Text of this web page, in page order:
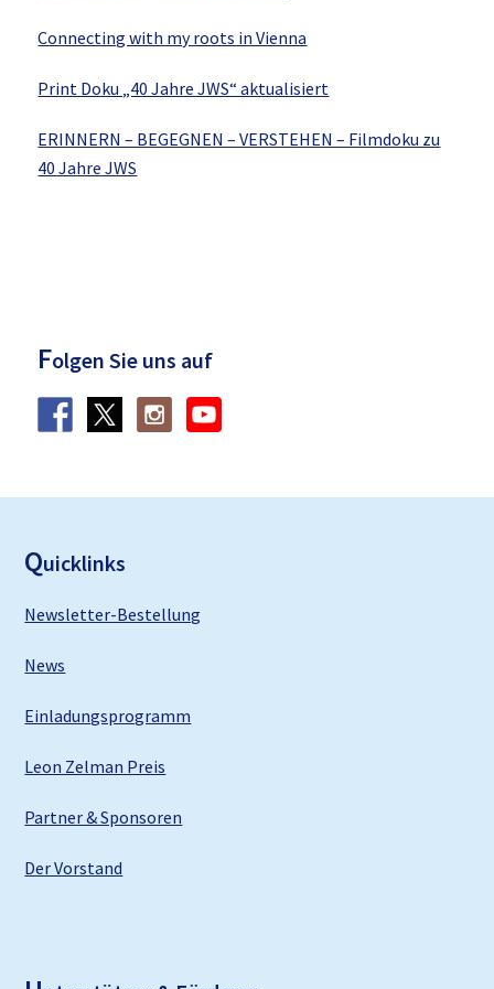
Connecting with my roots in Vienna
Print Doku „40 Jahre JWS“ aktualisiert
ERINNERN – BEGEGNEN – VERSTEHEN – Filmdoku zu
40 Jahre JWS
Folgen Sie uns auf
Quicklinks
Newsletter-Bestellung
News
Einladungsprogramm
Leon Zelman Preis
Partner & Sponsoren
Der Vorstand